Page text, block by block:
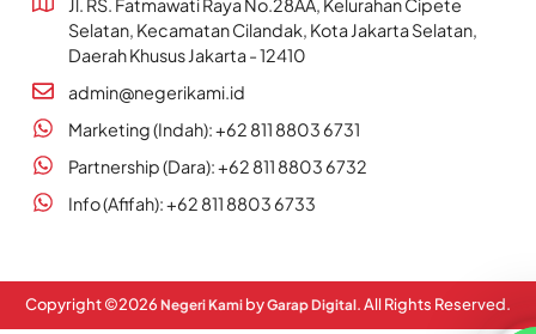
Jl. RS. Fatmawati Raya No.28AA, Kelurahan Cipete
Selatan, Kecamatan Cilandak, Kota Jakarta Selatan,
Daerah Khusus Jakarta - 12410
admin@negerikami.id
Marketing (Indah): +62 811 8803 6731
Partnership (Dara): +62 811 8803 6732
Info (Afifah): +62 811 8803 6733
Copyright ©2026 Negeri Kami byGarap Digital. All Rights Reserved.